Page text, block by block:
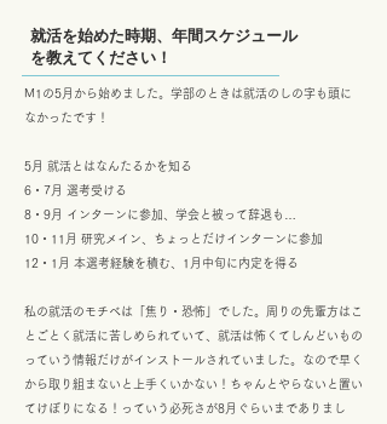
就活を始めた時期、年間スケジュール
を教えてください！
M1の5月から始めました。学部のときは就活のしの字も頭に
なかったです！
5月 就活とはなんたるかを知る
6・7月 選考受ける
8・9月 インターンに参加、学会と被って辞退も…
10・11月 研究メイン、ちょっとだけインターンに参加
12・1月 本選考経験を積む、1月中旬に内定を得る
私の就活のモチベは「焦り・恐怖」でした。周りの先輩方はこ
とごとく就活に苦しめられていて、就活は怖くてしんどいもの
っていう情報だけがインストールされていました。なので早く
から取り組まないと上手くいかない！ちゃんとやらないと置い
てけぼりになる！っていう必死さが8月ぐらいまでありまし